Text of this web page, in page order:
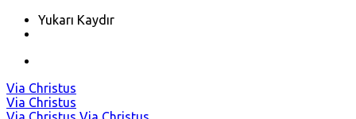
Yukarı Kaydır
Skip
to
content
Via Christus
Via Christus